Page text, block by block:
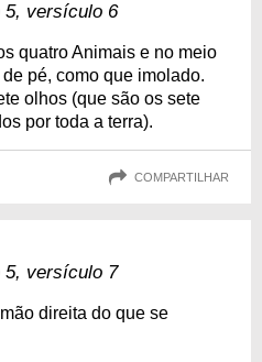
5, versículo 6
quatro Animais e no meio
pé, como que imolado.
olhos (que são os sete
por toda a terra).
COMPARTILHAR
5, versículo 7
direita do que se